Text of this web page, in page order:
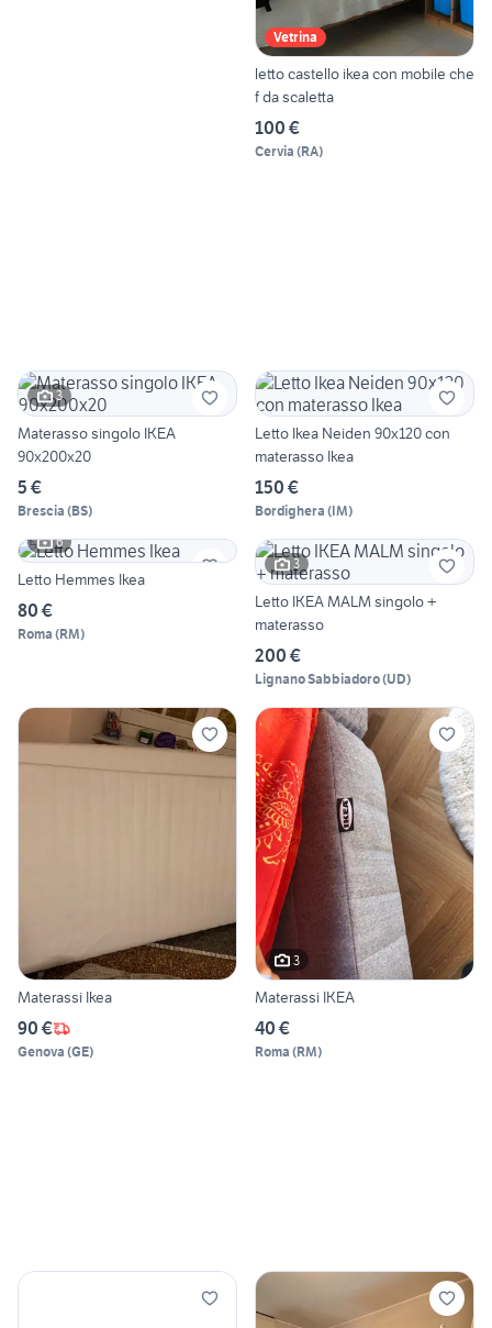
Vetrina
letto castello ikea con mobile che
f da scaletta
100 €
Cervia (RA)
3
Materasso singolo IKEA
90x200x20
5 €
Brescia (BS)
Letto Ikea Neiden 90x120 con
materasso Ikea
150 €
Bordighera (IM)
6
Letto Hemmes Ikea
80 €
Roma (RM)
3
Letto IKEA MALM singolo +
materasso
200 €
Lignano Sabbiadoro(UD)
Materassi Ikea
90 €
Genova (GE)
3
Materassi IKEA
40 €
Roma (RM)